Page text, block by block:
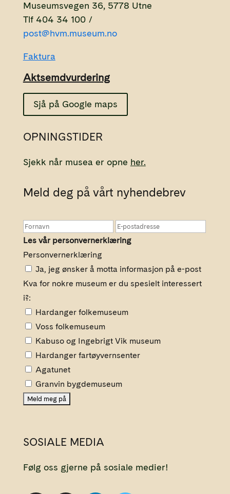
Museumsvegen 36, 5778 Utne
Tlf 404 34 100 /
post@hvm.museum.no
Faktura
Aktsemdvurdering
Sjå på Google maps
OPNINGSTIDER
Sjekk når musea er opne her.
Meld deg på vårt nyhendebrev
Les vår personvernerklæring
Personvernerklæring
Ja, jeg ønsker å motta informasjon på e-post
Kva for nokre museum er du spesielt interessert
i?:
Hardanger folkemuseum
Voss folkemuseum
Kabuso og Ingebrigt Vik museum
Hardanger fartøyvernsenter
Agatunet
Granvin bygdemuseum
SOSIALE MEDIA
Følg oss gjerne på sosiale medier!